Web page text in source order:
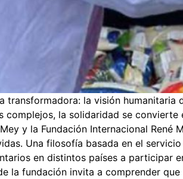
transformadora: la visión
complejos, la solidaridad se
y la Fundación Internacional
Una filosofía basada en el
en distintos países a participar
la fundación invita a comprender